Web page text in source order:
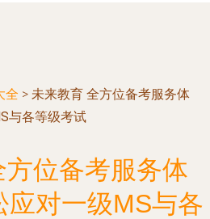
全 > 未来教育 全方位备考服务体
与各等级考试
位备考服务体
应对一级MS与各